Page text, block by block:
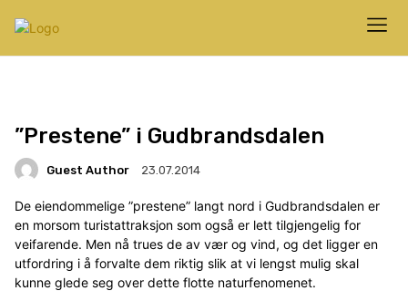
”Prestene” i Gudbrandsdalen
Guest Author 23.07.2014
De eiendommelige ”prestene” langt nord i Gudbrandsdalen er
en morsom turistattraksjon som også er lett tilgjengelig for
veifarende. Men nå trues de av vær og vind, og det ligger en
utfordring i å forvalte dem riktig slik at vi lengst mulig skal
kunne glede seg over dette flotte naturfenomenet.